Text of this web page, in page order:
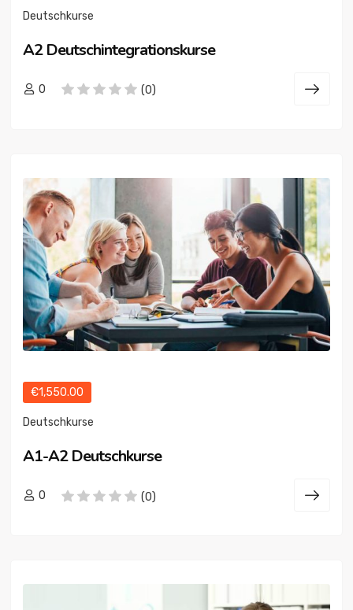
Deutschkurse
A2 Deutschintegrationskurse
0 (0)
€1,550.00
Deutschkurse
A1-A2 Deutschkurse
0 (0)